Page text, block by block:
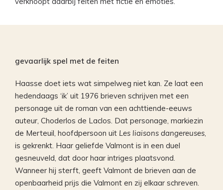
gevaarlijk spel met de feiten
Haasse doet iets wat simpelweg niet kan. Ze laat een
hedendaags ‘ik’ uit 1976 brieven schrijven met een
personage uit de roman van een achttiende-eeuws
auteur, Choderlos de Laclos. Dat personage, markiezin
de Merteuil, hoofdpersoon uit Les liaisons dangereuses,
is gekrenkt. Haar geliefde Valmont is in een duel
gesneuveld, dat door haar intriges plaatsvond.
Wanneer hij sterft, geeft Valmont de brieven aan de
openbaarheid prijs die Valmont en zij elkaar schreven.